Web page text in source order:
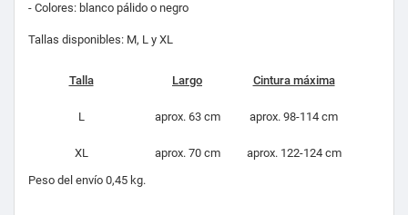
- Colores: blanco pálido o negro
Tallas disponibles: M, L y XL
Talla Largo Cintura máxima
L aprox. 63 cm aprox. 98-114 cm
XL aprox. 70 cm
aprox. 122-124 cm
Peso del envío 0,45 kg.